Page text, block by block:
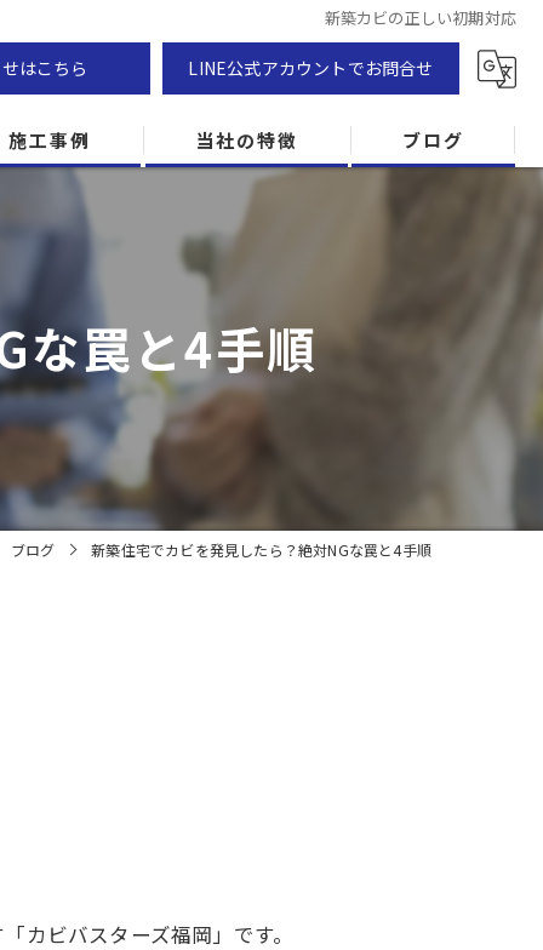
新築カビの正しい初期対応
はこちら LINE公式アカウントでお問合せ
施工事例 当社の特徴
防カビ
カビ専門
ZEH住宅
カビ検査
ブログ
な罠と4手順
ブログ 新築住宅でカビを発見したら？絶対NGな罠と4手順
カビバスターズ福岡」です。